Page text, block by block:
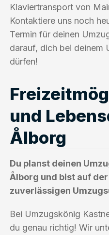
Klaviertransport von
Kontaktiere uns noch
Termin für deinen
darauf, dich bei deinem
dürfen!
und
Ålborg
Du planst deinen
Ålborg und bist auf
zuverlässigen
Bei Umzugskönig
du genau richtig! Wir